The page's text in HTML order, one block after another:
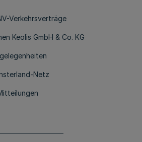
Verkehrsverträge
Keolis GmbH & Co. KG
Netz